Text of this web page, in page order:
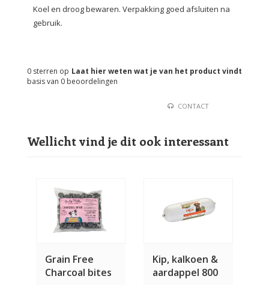
Koel en droog bewaren. Verpakking goed afsluiten na
gebruik.
Laat hier weten wat je van het product vindt
0 sterren op
basis van 0 beoordelingen
CONTACT
Wellicht vind je dit ook interessant
Grain Free
Charcoal bites
Kip, kalkoen &
aardappel 800